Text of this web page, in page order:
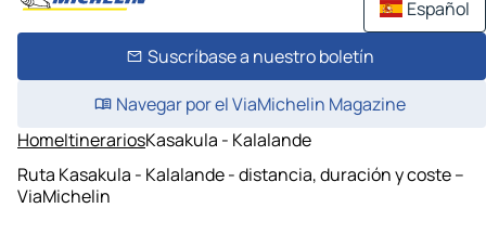
Español
Suscríbase a nuestro boletín
Navegar por el ViaMichelin Magazine
HomeItinerariosKasakula - Kalalande
Ruta Kasakula - Kalalande - distancia, duración y coste –
ViaMichelin